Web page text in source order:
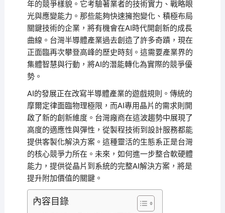
年的競爭樣貌。它考驗著業者的技術實力、戰略眼
光與應變能力。那些能夠快速擁抱變化、積極布局
關鍵技術的企業，將有機會在AI時代開創新的成長
曲線。台灣半導體產業過去創造了許多奇蹟，現在
正面臨再次攀登高峰的歷史時刻。這需要產業界的
集體智慧與行動，將AI的潛能轉化為實際的競爭優
勢。
AI的發展正在改寫半導體產業的遊戲規則。傳統的
摩爾定律面臨物理極限，而AI專用晶片的需求則開
啟了新的創新維度。台灣廠商在這波趨勢中展現了
高度的適應性與彈性，從製程技術到設計服務都能
提供客製化解決方案。這種靈活的生態系正是台灣
的核心競爭力所在。未來，如何進一步整合軟硬體
能力，提供從晶片到系統的完整AI解決方案，將是
提升附加價值的關鍵。
內容目錄